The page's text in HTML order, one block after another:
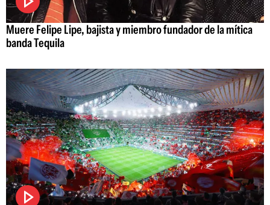
Muere Felipe Lipe, bajista y miembro fundador de la mítica
banda Tequila